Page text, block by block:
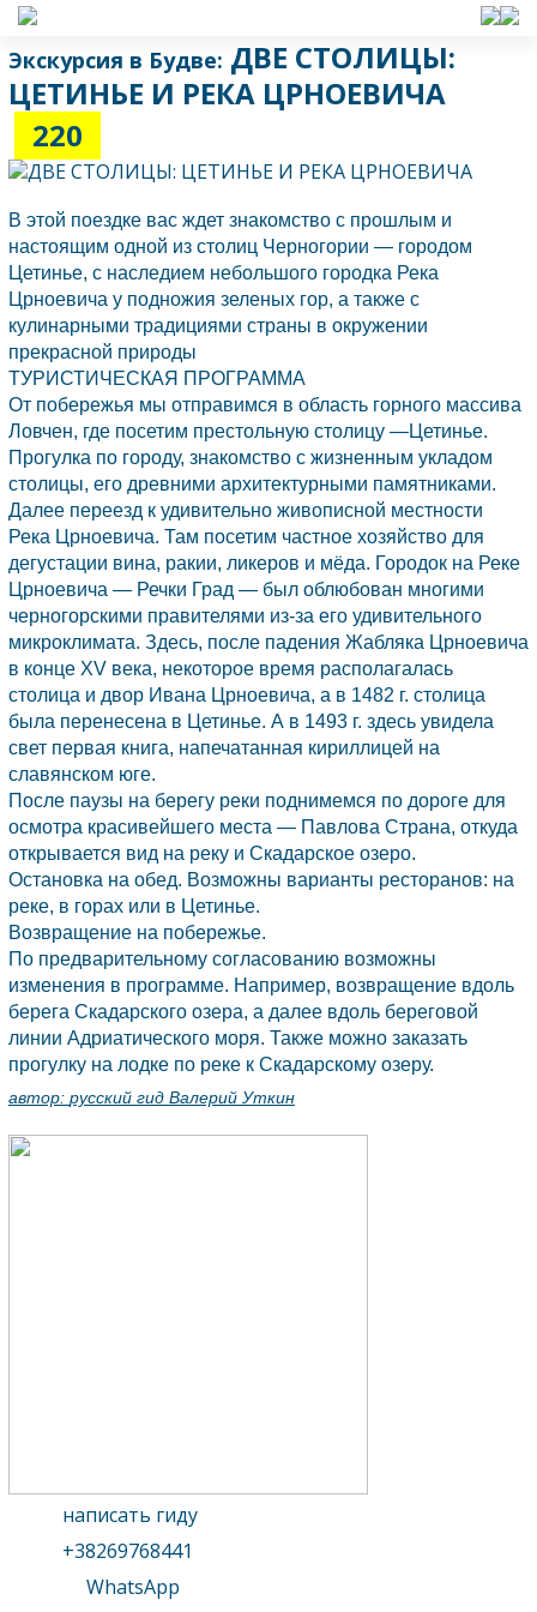
Экскурсия в Будве: ДВЕ СТОЛИЦЫ:
ЦЕТИНЬЕ И РЕКА ЦРНОЕВИЧА
220
В этой поездке вас ждет знакомство с прошлым и
настоящим одной из столиц Черногории — городом
Цетинье, с наследием небольшого городка Река
Црноевича у подножия зеленых гор, а также с
кулинарными традициями страны в окружении
прекрасной природы
ТУРИСТИЧЕСКАЯ ПРОГРАММА
От побережья мы отправимся в область горного массива
Ловчен, где посетим престольную столицу —Цетинье.
Прогулка по городу, знакомство с жизненным укладом
столицы, его древними архитектурными памятниками.
Далее переезд к удивительно живописной местности
Река Црноевича. Там посетим частное хозяйство для
дегустации вина, ракии, ликеров и мёда. Городок на Реке
Црноевича — Речки Град — был облюбован многими
черногорскими правителями из-за его удивительного
микроклимата. Здесь, после падения Жабляка Црноевича
в конце XV века, некоторое время располагалась
столица и двор Ивана Црноевича, а в 1482 г. столица
была перенесена в Цетинье. А в 1493 г. здесь увидела
свет первая книга, напечатанная кириллицей на
славянском юге.
После паузы на берегу реки поднимемся по дороге для
осмотра красивейшего места — Павлова Страна, откуда
открывается вид на реку и Скадарское озеро.
Остановка на обед. Возможны варианты ресторанов: на
реке, в горах или в Цетинье.
Возвращение на побережье.
По предварительному согласованию возможны
изменения в программе. Например, возвращение вдоль
берега Скадарского озера, а далее вдоль береговой
линии Адриатического моря. Также можно заказать
прогулку на лодке по реке к Скадарскому озеру.
автор: русский гид Валерий Уткин
написать гиду
+38269768441
WhatsApp